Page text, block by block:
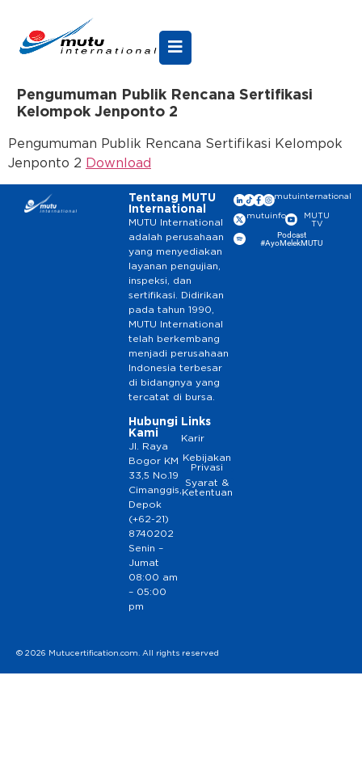
Pengumuman Publik Rencana Sertifikasi
Kelompok Jenponto 2
Pengumuman Publik Rencana Sertifikasi Kelompok
Jenponto 2 Download
Tentang MUTU
International
MUTU International
adalah perusahaan
yang menyediakan
layanan pengujian,
inspeksi, dan
sertifikasi. Didirikan
pada tahun 1990,
MUTU International
telah berkembang
menjadi perusahaan
Indonesia terbesar
di bidangnya yang
tercatat di bursa.
Hubungi
Kami
Jl. Raya
Bogor KM
33,5 No.19
Cimanggis,
Depok
(+62-21)
8740202
Senin –
Jumat
08:00 am
– 05:00
pm
Links
Karir
Kebijakan
Privasi
Syarat &
Ketentuan
mutuinternational
mutuinfo
MUTU
TV
Podcast
#AyoMelekMUTU
© 2026 Mutucertification.com. All rights reserved